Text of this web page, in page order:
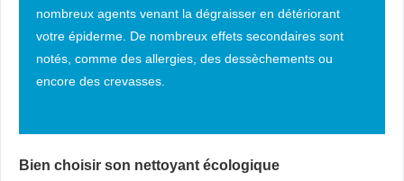
nombreux agents venant la dégraisser en détériorant
votre épiderme. De nombreux effets secondaires sont
notés, comme des allergies, des dessèchements ou
encore des crevasses.
Bien choisir son nettoyant écologique